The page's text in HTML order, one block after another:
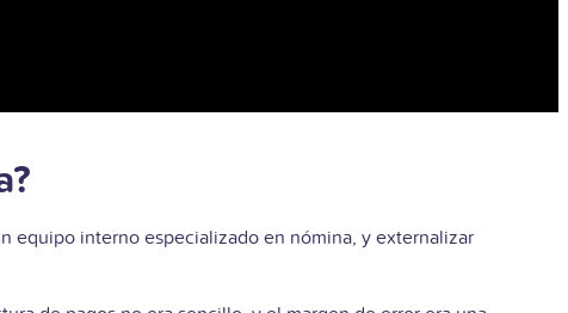
equipo interno especializado en nómina, y externalizar